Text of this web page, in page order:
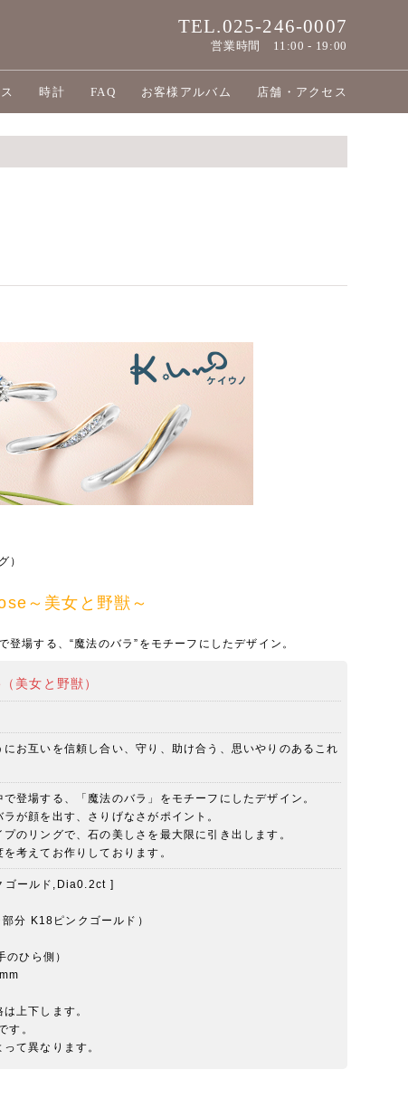
TEL.025-246-0007
営業時間 11:00 - 19:00
時計 FAQ お客様アルバム 店舗・アクセス
）
～美女と野獣～
登場する、“魔法のバラ”をモチーフにしたデザイン。
美女と野獣）
にお互いを信頼し合い、守り、助け合う、思いやりのあるこれ
で登場する、「魔法のバラ」をモチーフにしたデザイン。
が顔を出す、さりげなさがポイント。
のリングで、石の美しさを最大限に引き出します。
考えてお作りしております。
ゴールド,Dia0.2ct ]
分 K18ピンクゴールド）
ひら側）
上下します。
す。
て異なります。